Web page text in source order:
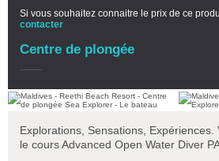
Si vous souhaitez connaitre le prix de ce
contacter
Centre de plongée
Explorations, Sensations, Expériences.
le cours Advanced Open Water Diver